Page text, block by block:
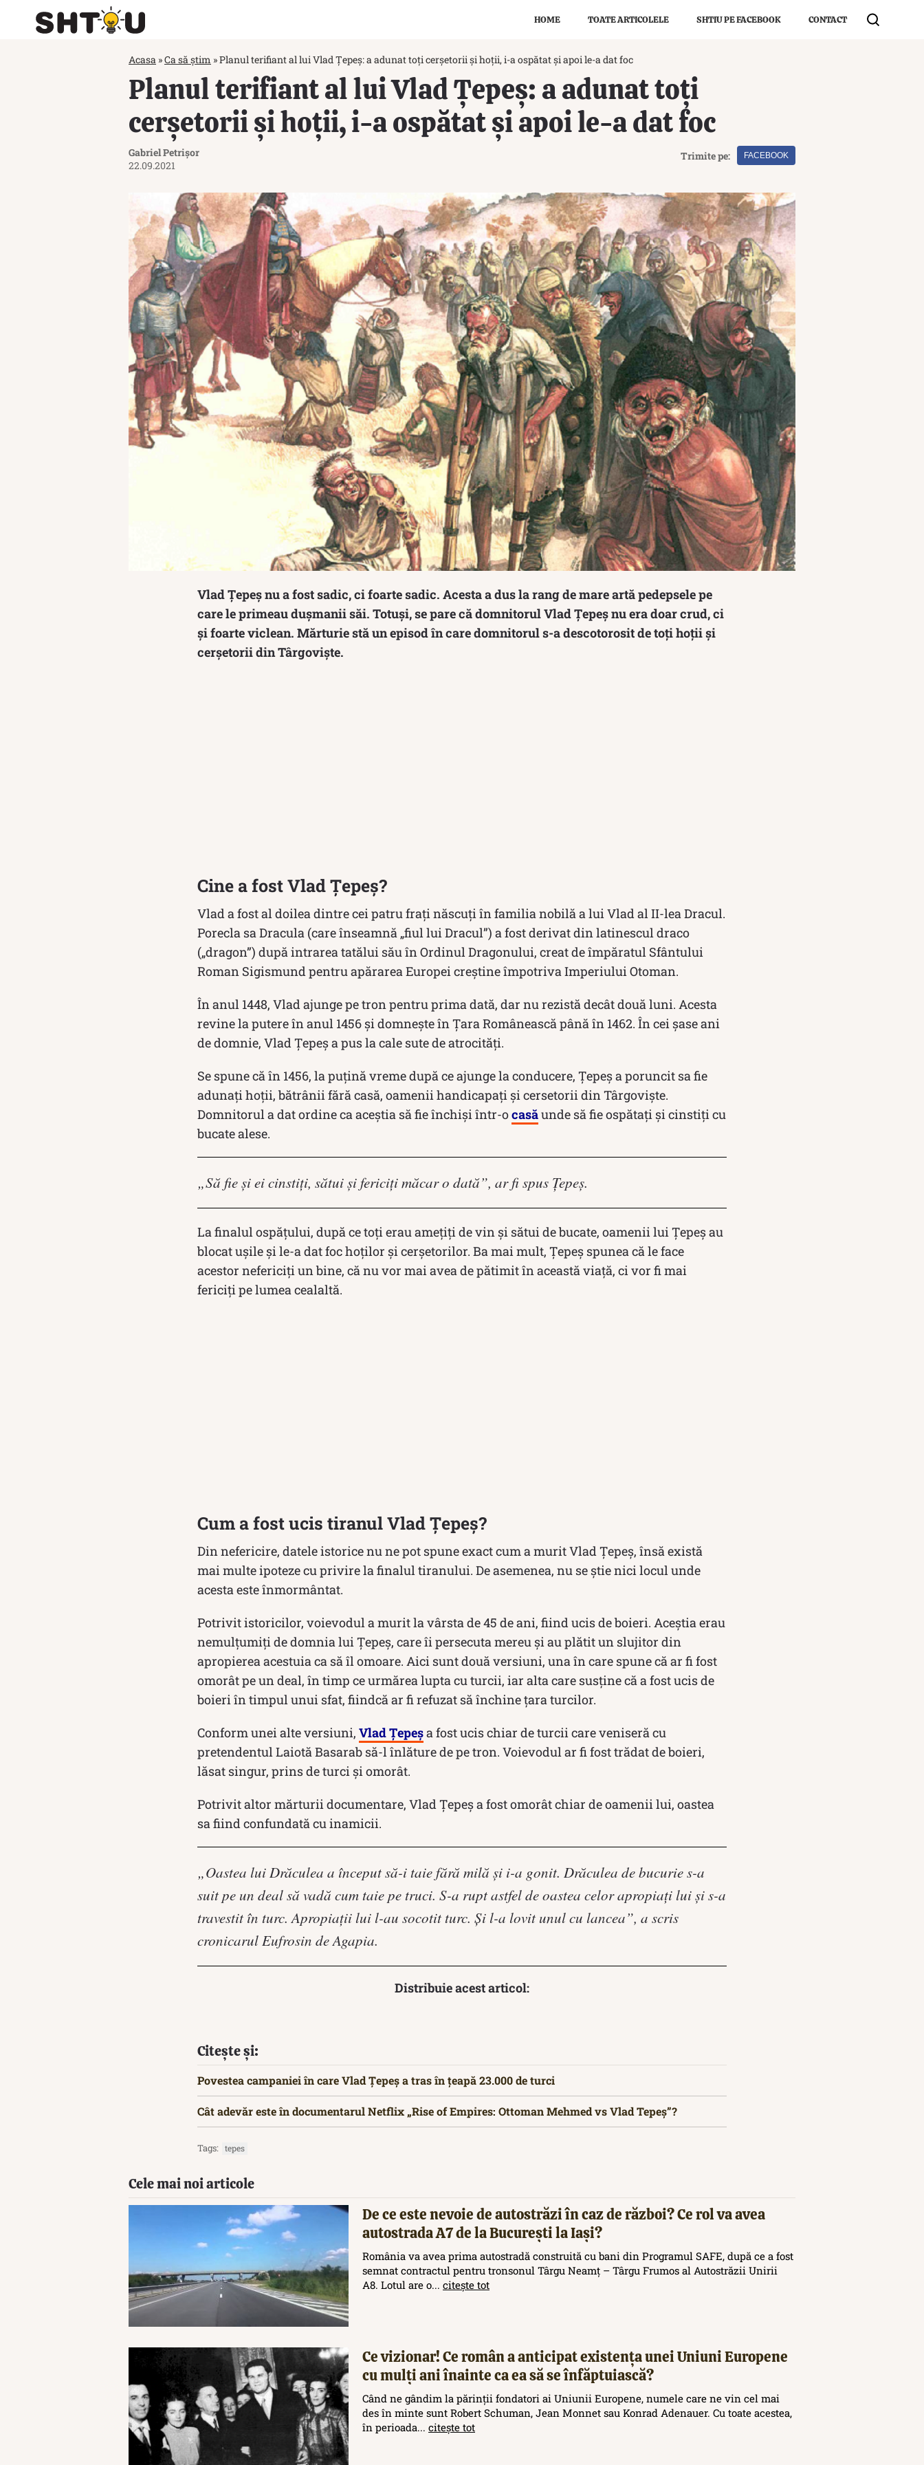
HOME TOATE ARTICOLELE SHTIU PE FACEBOOK CONTACT
Acasa »Ca să știm »Planul terifiant al lui Vlad Țepeș: a adunat toți cerșetorii și hoții, i-a ospătat și apoi le-a dat foc
Planul terifiant al lui Vlad Țepeș: a adunat toți
cerșetorii și hoții, i-a ospătat și apoi le-a dat foc
Gabriel Petrișor
22.09.2021
Trimite pe: FACEBOOK
Vlad Țepeș nu a fost sadic, ci foarte sadic. Acesta a dus la rang de mare artă pedepsele pe
care le primeau dușmanii săi. Totuși, se pare că domnitorul Vlad Țepeș nu era doar crud, ci
și foarte viclean. Mărturie stă un episod în care domnitorul s-a descotorosit de toți hoții și
cerșetorii din Târgoviște.
Cine a fost Vlad Țepeș?
Vlad a fost al doilea dintre cei patru frați născuți în familia nobilă a lui Vlad al II-lea Dracul.
Porecla sa Dracula (care înseamnă „fiul lui Dracul”) a fost derivat din latinescul draco
(„dragon”) după intrarea tatălui său în Ordinul Dragonului, creat de împăratul Sfântului
Roman Sigismund pentru apărarea Europei creștine împotriva Imperiului Otoman.
În anul 1448, Vlad ajunge pe tron pentru prima dată, dar nu rezistă decât două luni. Acesta
revine la putere în anul 1456 și domnește în Țara Românească până în 1462. În cei șase ani
de domnie, Vlad Țepeș a pus la cale sute de atrocități.
Se spune că în 1456, la puțină vreme după ce ajunge la conducere, Țepeș a poruncit sa fie
adunați hoții, bătrânii fără casă, oamenii handicapați și cersetorii din Târgoviște.
Domnitorul a dat ordine ca aceștia să fie închiși într-ocasăunde să fie ospătați și cinstiți cu
bucate alese.
„Să fie și ei cinstiți, sătui și fericiți măcar o dată”, ar fi spus Țepeș.
La finalul ospățului, după ce toți erau amețiți de vin și sătui de bucate, oamenii lui Țepeș au
blocat ușile și le-a dat foc hoților și cerșetorilor. Ba mai mult, Țepeș spunea că le face
acestor nefericiți un bine, că nu vor mai avea de pătimit în această viaţă, ci vor fi mai
fericiţi pe lumea cealaltă.
Cum a fost ucis tiranul Vlad Țepeș?
Din nefericire, datele istorice nu ne pot spune exact cum a murit Vlad Țepeș, însă există
mai multe ipoteze cu privire la finalul tiranului. De asemenea, nu se știe nici locul unde
acesta este înmormântat.
Potrivit istoricilor, voievodul a murit la vârsta de 45 de ani, fiind ucis de boieri. Aceștia erau
nemulțumiți de domnia lui Țepeș, care îi persecuta mereu și au plătit un slujitor din
apropierea acestuia ca să îl omoare. Aici sunt două versiuni, una în care spune că ar fi fost
omorât pe un deal, în timp ce urmărea lupta cu turcii, iar alta care susține că a fost ucis de
boieri în timpul unui sfat, fiindcă ar fi refuzat să închine țara turcilor.
Conform unei alte versiuni, Vlad Țepeșa fost ucis chiar de turcii care veniseră cu
pretendentul Laiotă Basarab să-l înlăture de pe tron. Voievodul ar fi fost trădat de boieri,
lăsat singur, prins de turci și omorât.
Potrivit altor mărturii documentare, Vlad Țepeș a fost omorât chiar de oamenii lui, oastea
sa fiind confundată cu inamicii.
„Oastea lui Drăculea a început să-i taie fără milă şi i-a gonit. Drăculea de bucurie s-a
suit pe un deal să vadă cum taie pe truci. S-a rupt astfel de oastea celor apropiaţi lui şi s-a
travestit în turc. Apropiaţii lui l-au socotit turc. Şi l-a lovit unul cu lancea”, a scris
cronicarul Eufrosin de Agapia.
Distribuie acest articol:
Citește și:
Povestea campaniei în care Vlad Țepeș a tras în țeapă 23.000 de turci
Cât adevăr este în documentarul Netflix „Rise of Empires: Ottoman Mehmed vs Vlad Tepeș”?
Tags: tepes
Cele mai noi articole
De ce este nevoie de autostrăzi în caz de război? Ce rol va avea
autostrada A7 de la București la Iași?
România va avea prima autostradă construită cu bani din Programul SAFE, după ce a fost
semnat contractul pentru tronsonul Târgu Neamț – Târgu Frumos al Autostrăzii Unirii
A8. Lotul are o... citește tot
Ce vizionar! Ce român a anticipat existența unei Uniuni Europene
cu mulți ani înainte ca ea să se înfăptuiască?
Când ne gândim la părinții fondatori ai Uniunii Europene, numele care ne vin cel mai
des în minte sunt Robert Schuman, Jean Monnet sau Konrad Adenauer. Cu toate acestea,
în perioada... citește tot